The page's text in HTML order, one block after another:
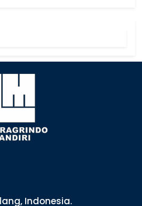
Indonesia.